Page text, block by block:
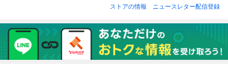
ストアの情報 ニュースレター配信登録